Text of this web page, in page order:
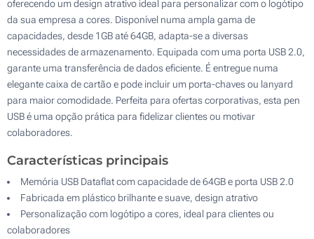
oferecendo um design atrativo ideal para personalizar com o logótipo
da sua empresa a cores. Disponível numa ampla gama de
capacidades, desde 1GB até 64GB, adapta-se a diversas
necessidades de armazenamento. Equipada com uma porta USB 2.0,
garante uma transferência de dados eficiente. É entregue numa
elegante caixa de cartão e pode incluir um porta-chaves ou lanyard
para maior comodidade. Perfeita para ofertas corporativas, esta pen
USB é uma opção prática para fidelizar clientes ou motivar
colaboradores.
Características principais
Memória USB Dataflat com capacidade de 64GB e porta USB 2.0
Fabricada em plástico brilhante e suave, design atrativo
Personalização com logótipo a cores, ideal para clientes ou
colaboradores